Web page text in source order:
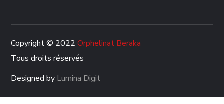
Copyright © 2022Orphelinat Beraka
Tous droits réservés
Designed by Lumina Digit